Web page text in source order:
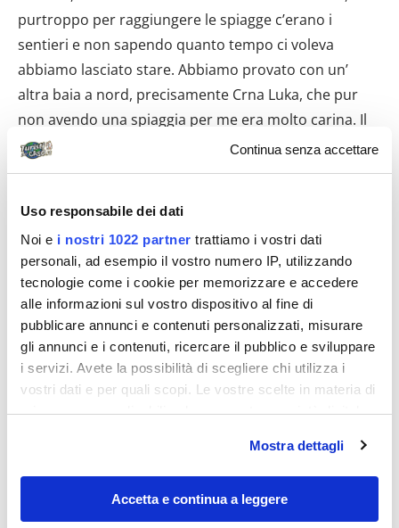
Continua senza accettare
Uso responsabile dei dati
Noi e i nostri 1022 partner trattiamo i vostri dati
personali, ad esempio il vostro numero IP, utilizzando
tecnologie come i cookie per memorizzare e accedere
alle informazioni sul vostro dispositivo al fine di
pubblicare annunci e contenuti personalizzati, misurare
gli annunci e i contenuti, ricercare il pubblico e sviluppare
i servizi. Avete la possibilità di scegliere chi utilizza i
vostri dati e per quali scopi. Le vostre scelte in materia di
privacy sono applicabili solo su questa proprietà digitale
modificare o revocare il proprio consenso in qualsiasi
momento dalla Dichiarazione sui cookie o facendo clic
sull'icona di attivazione della privacy.
Mostra dettagli
Accetta e continua a leggere